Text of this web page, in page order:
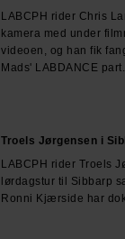
LABCPH rider Chris
kamera med under
videoen, og han fik
Mads' LABDANCE part.
Troels Jørgensen i
LABCPH rider Troels
lørdagstur til Sibbarp
Ronni Kjærside har